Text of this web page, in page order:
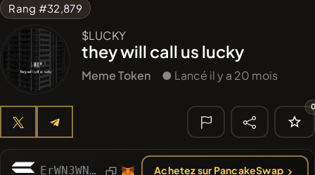
FYRA FYRA
#277
🔎
Rang #32,879
$LUCKY
they will call us lucky
Meme Token ● Lancé il y a 20 mois
ErWN3WNYYfLkYnL3QUQRzfhrfogCdWMbtfysopTYpump Achetez sur PancakeSwap